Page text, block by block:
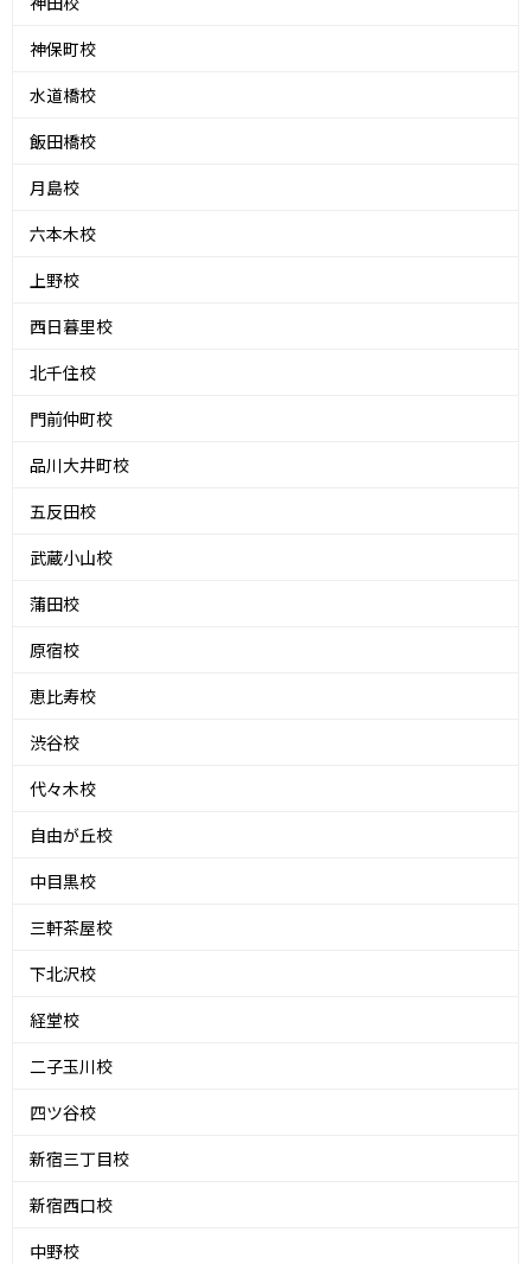
神保町校
水道橋校
飯田橋校
月島校
六本木校
上野校
西日暮里校
北千住校
門前仲町校
品川大井町校
五反田校
武蔵小山校
蒲田校
原宿校
恵比寿校
渋谷校
代々木校
自由が丘校
中目黒校
三軒茶屋校
下北沢校
経堂校
二子玉川校
四ツ谷校
新宿三丁目校
新宿西口校
中野校